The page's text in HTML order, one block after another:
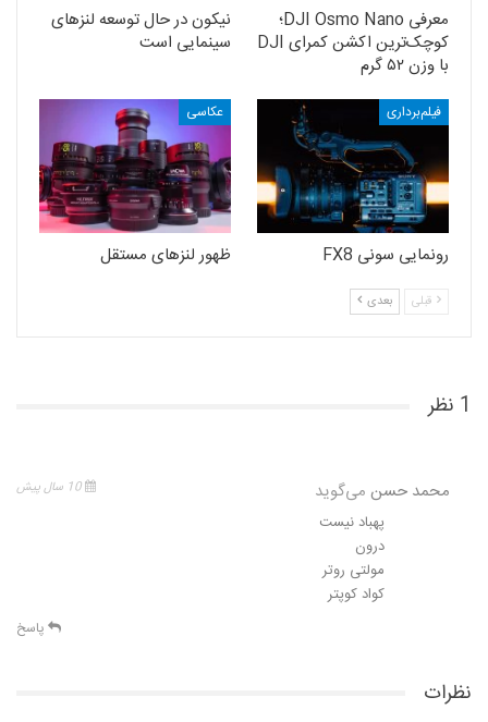
معرفی DJI Osmo Nano؛
کوچک‌ترین اکشن کمرای DJI
با وزن ۵۲ گرم
نیکون در حال توسعه‌ لنزهای
سینمایی است
فیلم‌برداری
رونمایی سونی FX8
عکاسی
ظهور لنزهای مستقل
قبلی بعدی
1 نظر
محمد حسن می‌گوید
پهباد نیست
درون
مولتی روتر
کواد کوپتر
پاسخ
نظرات